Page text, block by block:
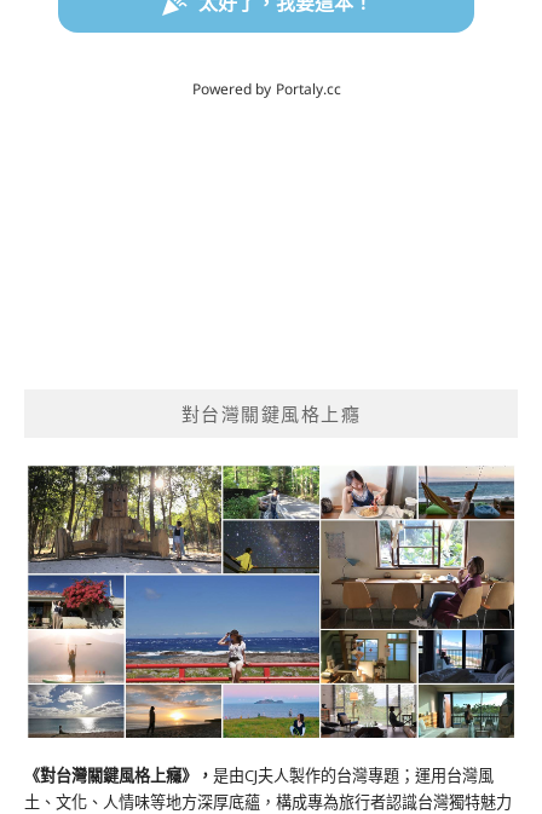
對台灣關鍵風格上癮
《對台灣關鍵風格上癮》 ， 是由CJ夫人製作的台灣專題；運用台灣風
土、文化、人情味等地方深厚底蘊，構成專為旅行者認識台灣獨特魅力